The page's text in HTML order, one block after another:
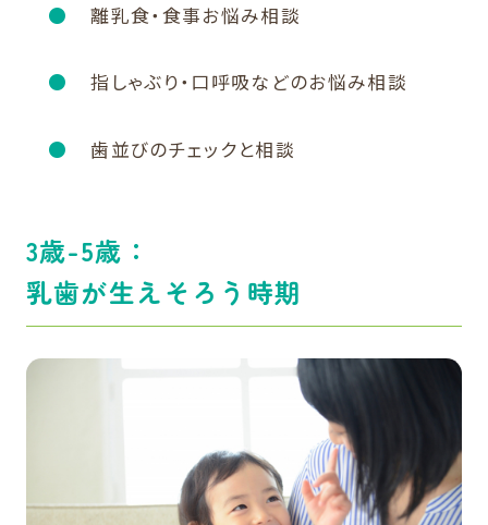
離乳食・食事お悩み相談
指しゃぶり・口呼吸などのお悩み相談
歯並びのチェックと相談
3歳-5歳：
乳歯が生えそろう時期